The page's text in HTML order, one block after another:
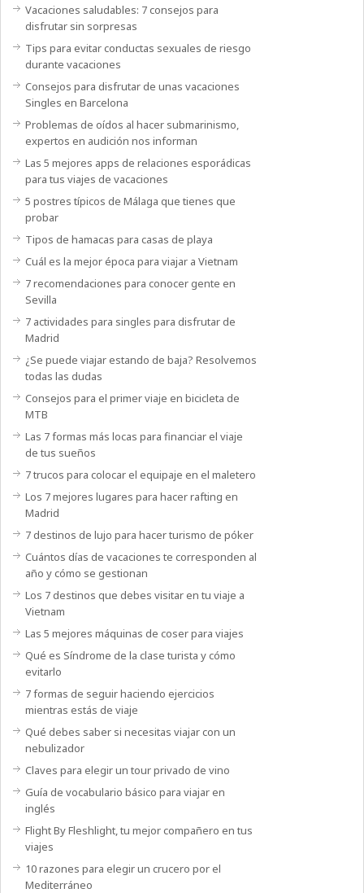
Vacaciones saludables: 7 consejos para
disfrutar sin sorpresas
Tips para evitar conductas sexuales de riesgo
durante vacaciones
Consejos para disfrutar de unas vacaciones
Singles en Barcelona
Problemas de oídos al hacer submarinismo,
expertos en audición nos informan
Las 5 mejores apps de relaciones esporádicas
para tus viajes de vacaciones
5 postres típicos de Málaga que tienes que
probar
Tipos de hamacas para casas de playa
Cuál es la mejor época para viajar a Vietnam
7 recomendaciones para conocer gente en
Sevilla
7 actividades para singles para disfrutar de
Madrid
¿Se puede viajar estando de baja? Resolvemos
todas las dudas
Consejos para el primer viaje en bicicleta de
MTB
Las 7 formas más locas para financiar el viaje
de tus sueños
7 trucos para colocar el equipaje en el maletero
Los 7 mejores lugares para hacer rafting en
Madrid
7 destinos de lujo para hacer turismo de póker
Cuántos días de vacaciones te corresponden al
año y cómo se gestionan
Los 7 destinos que debes visitar en tu viaje a
Vietnam
Las 5 mejores máquinas de coser para viajes
Qué es Síndrome de la clase turista y cómo
evitarlo
7 formas de seguir haciendo ejercicios
mientras estás de viaje
Qué debes saber si necesitas viajar con un
nebulizador
Claves para elegir un tour privado de vino
Guía de vocabulario básico para viajar en
inglés
Flight By Fleshlight, tu mejor compañero en tus
viajes
10 razones para elegir un crucero por el
Mediterráneo